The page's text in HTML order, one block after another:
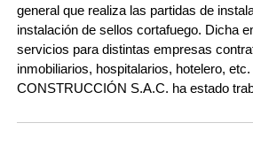
general que realiza las partidas de
instalación de sellos cortafuego. Dicha
servicios para distintas empresas
inmobiliarios, hospitalarios, hotelero,
CONSTRUCCIÓN S.A.C. ha estado